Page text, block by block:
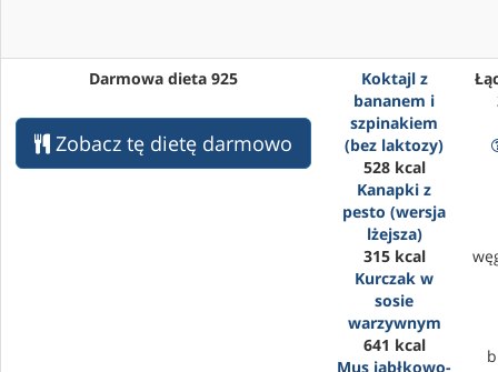
Darmowa dieta 925
Zobacz tę dietę darmowo
Koktajl z
bananem i
szpinakiem
(bez laktozy)
528 kcal
Kanapki z
pesto (wersja
lżejsza)
315 kcal
Kurczak w
sosie
warzywnym
641 kcal
Mus jabłkowo-